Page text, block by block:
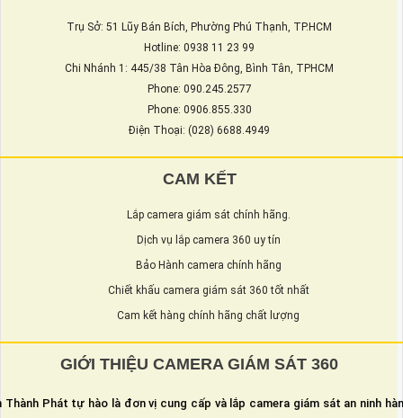
Trụ Sở: 51 Lũy Bán Bích, Phường Phú Thạnh, TP.HCM
Hotline: 0938 11 23 99
Chi Nhánh 1: 445/38 Tân Hòa Đông, Bình Tân, TPHCM
Phone: 090.245.2577
Phone: 0906.855.330
Điện Thoại: (028) 6688.4949
CAM KẾT
Lắp camera giám sát chính hãng.
Dịch vụ lắp camera 360 uy tín
Bảo Hành camera chính hãng
Chiết khấu camera giám sát 360 tốt nhất
Cam kết hàng chính hãng chất lượng
GIỚI THIỆU CAMERA GIÁM SÁT 360
Thành Phát tự hào là đơn vị cung cấp và lắp camera giám sát an ninh